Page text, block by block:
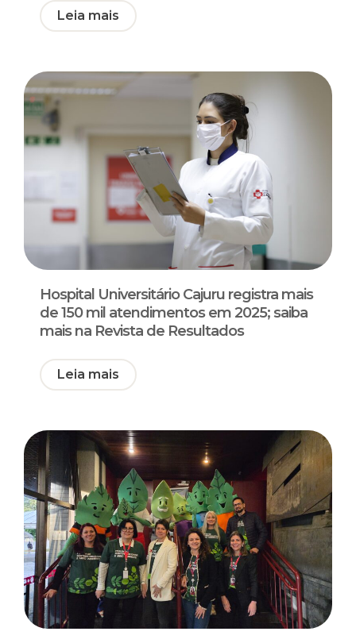
Leia mais
Hospital Universitário Cajuru registra mais
de 150 mil atendimentos em 2025; saiba
mais na Revista de Resultados
Leia mais